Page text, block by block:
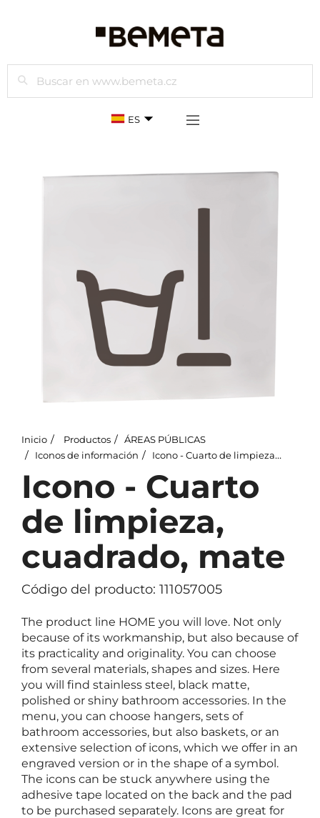
Buscar
ES
Inicio Productos
ÁREAS PÚBLICAS
Iconos de información
Icono - Cuarto de limpieza, cuadrado, mate
Icono - Cuarto
de limpieza,
cuadrado, mate
Código del producto: 111057005
The product line HOME you will love. Not only
because of its workmanship, but also because of
its practicality and originality. You can choose
from several materials, shapes and sizes. Here
you will find stainless steel, black matte,
polished or shiny bathroom accessories. In the
menu, you can choose hangers, sets of
bathroom accessories, but also baskets, or an
extensive selection of icons, which we offer in an
engraved version or in the shape of a symbol.
The icons can be stuck anywhere using the
adhesive tape located on the back and the pad
to be purchased separately. Icons are great for